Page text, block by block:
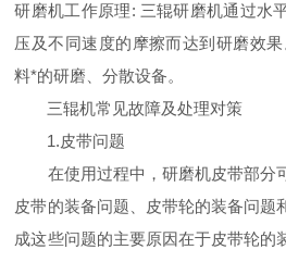
研磨机工作原理: 三辊研磨机通过水
压及不同速度的摩擦而达到研磨效
料*的研磨、分散设备。
三辊机常见故障及处理对策
1.皮带问题
在使用过程中，研磨机皮带部分
皮带的装备问题、皮带轮的装备问题
成这些问题的主要原因在于皮带轮的